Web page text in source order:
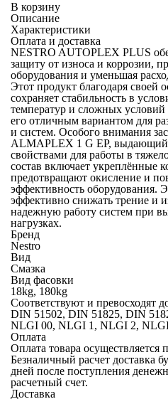
В корзину
Описание
Характеристики
Оплата и доставка
NESTRO AUTOPLEX PLUS
защиту от износа и коррозии,
оборудования и уменьшая
Этот продукт благодаря своей
сохраняет стабильность в
температур и сложных условий
его отличным вариантом для
и систем. Особого внимания
ALMAPLEX 1 G EP,
свойствами для работы в
состав включает укреплённые
предотвращают окисление и
эффективность оборудования.
эффективно снижать трение и
надежную работу систем при
нагрузках.
Бренд
Nestro
Вид
Смазка
Вид фасовки
18kg, 180kg
Соответствуют и превосходят
DIN 51502, DIN 51825, DIN
NLGI 00, NLGI 1, NLGI 2,
Оплата
Оплата товара осуществляется
Безналичный расчет доставка
дней после поступления
расчетный счет.
Доставка